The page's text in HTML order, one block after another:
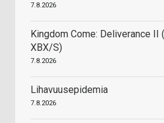
7.8.2026
Kingdom Come: Deliverance II
XBX/S)
7.8.2026
Lihavuusepidemia
7.8.2026